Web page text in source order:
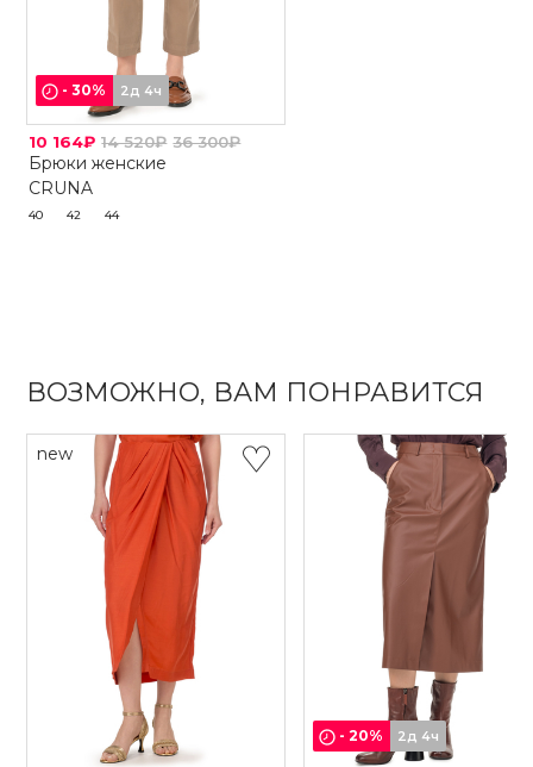
-30% 2д 4ч
10 164₽ 14 520₽ 36 300₽
Брюки женские
CRUNA
40 42 44
ВОЗМОЖНО, ВАМ ПОНРАВИТСЯ
new
-20% 2д 4ч